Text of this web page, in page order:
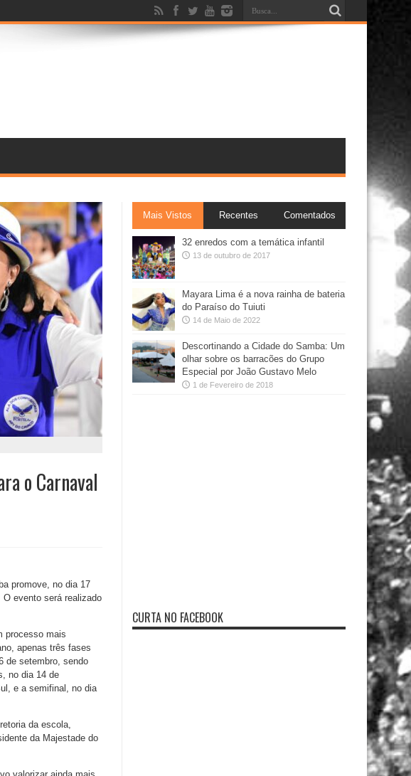
o Carnaval
promove, no dia 17
evento será realizado
processo mais
apenas três fases
de setembro, sendo
no dia 14 de
e a semifinal, no dia
da escola,
da Majestade do
Mais Vistos Recentes Comentados
32 enredos com a temática infantil
13 de outubro de 2017
Mayara Lima é a nova rainha de bateria
do Paraíso do Tuiuti
14 de Maio de 2022
Descortinando a Cidade do Samba: Um
olhar sobre os barracões do Grupo
Especial por João Gustavo Melo
1 de Fevereiro de 2018
CURTA NO FACEBOOK